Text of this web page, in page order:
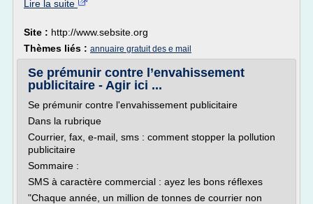
Lire la suite
Site : http://www.sebsite.org
Thèmes liés : annuaire gratuit des e mail
Se prémunir contre l’envahissement
publicitaire - Agir ici ...
Se prémunir contre l'envahissement publicitaire
Dans la rubrique
Courrier, fax, e-mail, sms : comment stopper la pollution
publicitaire
Sommaire :
SMS à caractère commercial : ayez les bons réflexes
"Chaque année, un million de tonnes de courrier non